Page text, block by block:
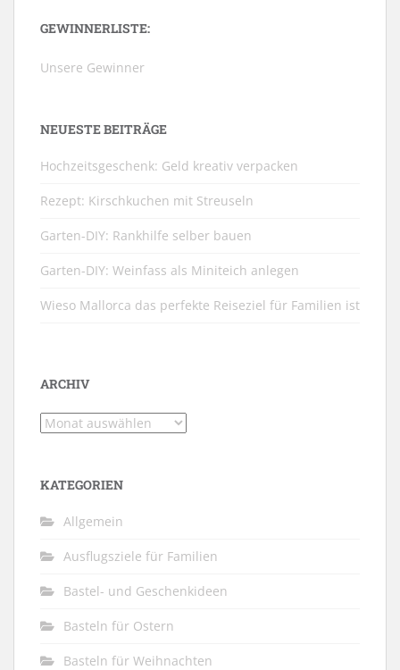
GEWINNERLISTE:
Unsere Gewinner
NEUESTE BEITRÄGE
Hochzeitsgeschenk: Geld kreativ verpacken
Rezept: Kirschkuchen mit Streuseln
Garten-DIY: Rankhilfe selber bauen
Garten-DIY: Weinfass als Miniteich anlegen
Wieso Mallorca das perfekte Reiseziel für Familien ist
ARCHIV
Archiv
KATEGORIEN
Allgemein
Ausflugsziele für Familien
Bastel- und Geschenkideen
Basteln für Ostern
Basteln für Weihnachten